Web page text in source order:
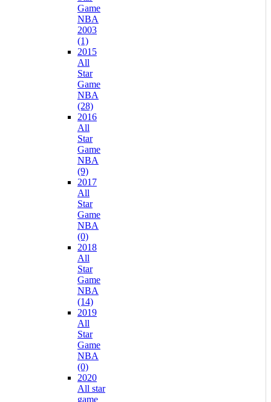
Game
NBA
2003
(1)
2015
All
Star
Game
NBA
(28)
2016
All
Star
Game
NBA
(9)
2017
All
Star
Game
NBA
(0)
2018
All
Star
Game
NBA
(14)
2019
All
Star
Game
NBA
(0)
2020
All star
game